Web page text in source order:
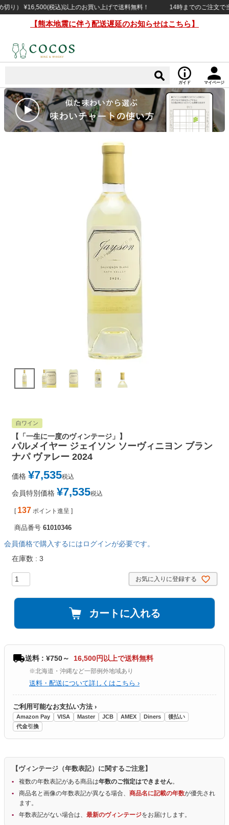
） ¥16,500(税込)以上のお買い上げで送料無料！ 14時までのご注文で当
【熊本地震に伴う配送遅延のお知らせはこちら】
ガイド マイページ
白ワイン
【「一生に一度のヴィンテージ」】
パルメイヤー ジェイソン ソーヴィニヨン ブラン
ナパ ヴァレー 2024
価格 ¥7,535税込
会員特別価格 ¥7,535税込
[ 137 ポイント進呈 ]
商品番号 61010346
会員価格で購入するにはログインが必要です。
在庫数
3
お気に入りに登録する
カートに入れる
送料 : ¥750～ 16,500円以上で送料無料
※北海道・沖縄など一部例外地域あり
送料・配送について詳しくはこちら ›
ご利用可能なお支払い方法 ›
Amazon Pay VISA Master JCB AMEX Diners
後払い
代金引換
【ヴィンテージ（年数表記）に関するご注意】
複数の年数表記がある商品は年数のご指定はできません。
商品名と画像の年数表記が異なる場合、 商品名に記載の年数が優先され
ます。
年数表記がない場合は、 最新のヴィンテージをお届けします。